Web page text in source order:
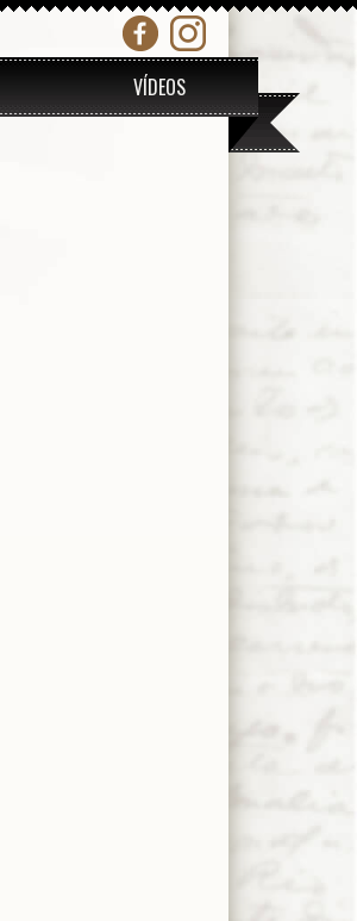
VÍDEOS